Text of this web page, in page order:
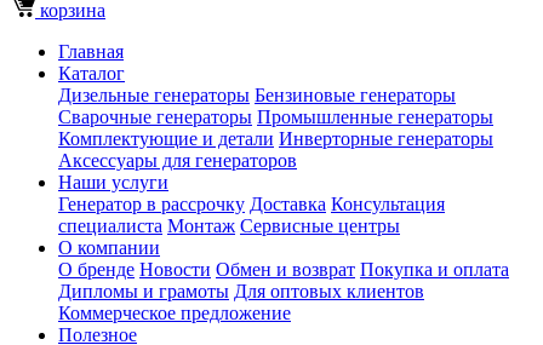
корзина
Главная
Каталог
Дизельные генераторы Бензиновые генераторы
Сварочные генераторы Промышленные генераторы
Комплектующие и детали Инверторные генераторы
Аксессуары для генераторов
Наши услуги
Генератор в рассрочку Доставка Консультация
специалиста Монтаж Сервисные центры
О компании
О бренде Новости Обмен и возврат Покупка и оплата
Дипломы и грамоты Для оптовых клиентов
Коммерческое предложение
Полезное